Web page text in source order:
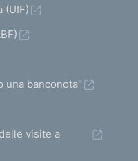
(UIF)
una banconota"
visite a